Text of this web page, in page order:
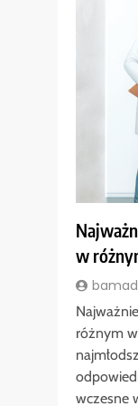
w
różnym
wczesne